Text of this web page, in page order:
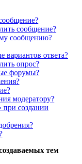
сообщение?
сообщению?
вариантов ответа?
опрос?
форумы?
модератору?
при создании
тем